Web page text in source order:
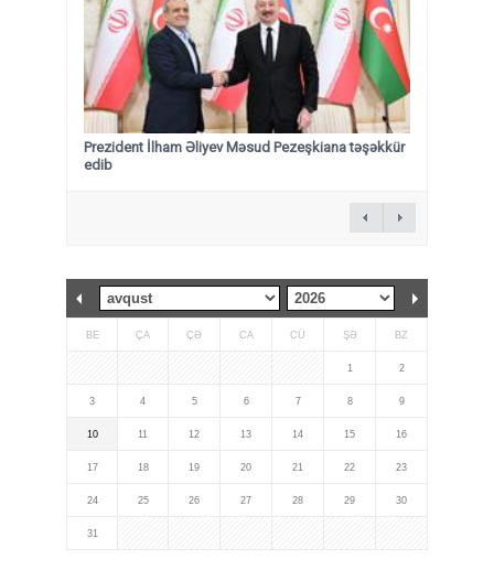
Prezident İlham Əliyev Məsud Pezeşkiana təşəkkür
edib
BE ÇA ÇƏ CA CÜ ŞƏ BZ
1 2
3 4 5 6 7 8 9
10 11 12 13 14 15 16
17 18 19 20 21 22 23
24 25 26 27 28 29 30
31